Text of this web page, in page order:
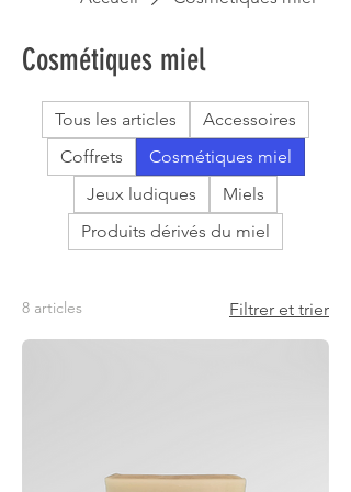
Cosmétiques miel
Tous les articles
Accessoires
Coffrets
Cosmétiques miel
Jeux ludiques
Miels
Produits dérivés du miel
8 articles Filtrer et trier